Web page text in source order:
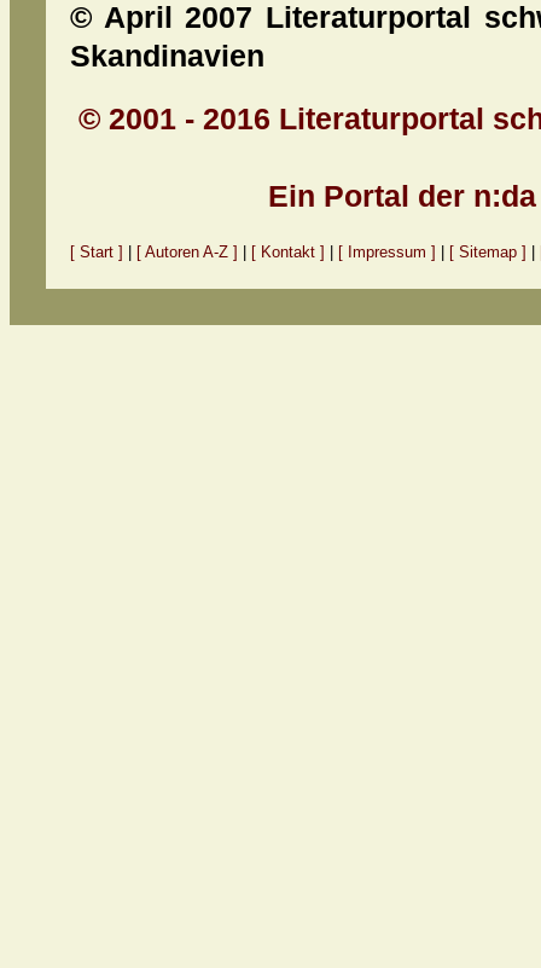
© April 2007 Literaturportal
Skandinavien
© 2001 - 2016 Literaturportal
Ein Portal der
[ Start ] [ Autoren A-Z ] [ Kontakt ] [ Impressum ] [ Sitemap ]